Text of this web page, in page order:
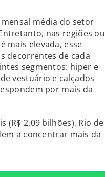
média do setor
nas regiões ou
mais elevada, esse
decorrentes de cada
segmentos: hiper e
vestuário e calçados
por mais da
(R$ 2,09 bilhões), Rio de
a concentrar mais da